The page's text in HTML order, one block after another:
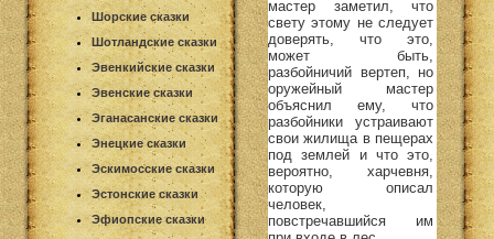
Шорские сказки
Шотландские сказки
Эвенкийские сказки
Эвенские сказки
Эганасанские сказки
Энецкие сказки
Эскимосские сказки
Эстонские сказки
Эфиопские сказки
мастер заметил, что
свету этому не следует
доверять, что это,
может быть,
разбойничий вертеп, но
оружейный мастер
объяснил ему, что
разбойники устраивают
свои жилища в пещерах
под землей и что это,
вероятно, харчевня,
которую описал
человек,
повстречавшийся им